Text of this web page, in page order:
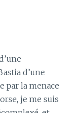
d’une
par la menace
je me suis